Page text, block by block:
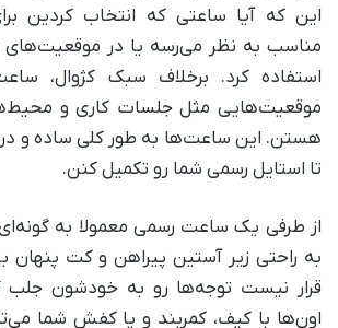
این که آیا ساعتی که انتخاب کردین
مناسب به نظر می‌رسه یا در
استفاده کرد. برخلاف سبک کژوال،
موقعیت‌هایی مثل جلسات کاری و
هستن. این ساعت‌ها به طور کلی ساده و
تا استایل رسمی شما رو تکمیل کنن.
از طرفی یک ساعت رسمی معمولا به
به راحتی زیر آستین پیراهن و کت
قرار نیست توجه‌ها رو به خودشون جلب
اون‌ها با کیف، کمربند و یا کفش شما